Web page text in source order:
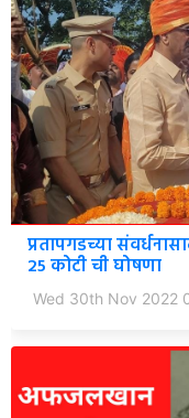
प्रतापगडच्या
25 कोटी ची घोषणा
Wed 30th Nov 2022